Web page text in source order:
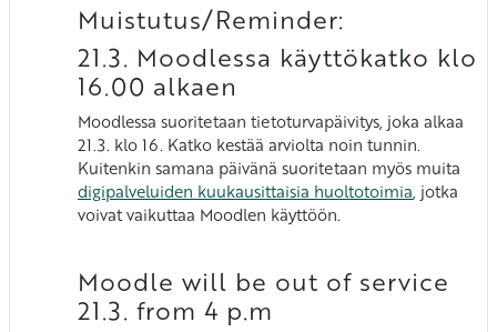
Muistutus/Reminder:
21.3. Moodlessa käyttökatko klo
16.00 alkaen
Moodlessa suoritetaan tietoturvapäivitys, joka alkaa
21.3. klo 16. Katko kestää arviolta noin tunnin.
Kuitenkin samana päivänä suoritetaan myös muita
digipalveluiden kuukausittaisia huoltotoimia, jotka
voivat vaikuttaa Moodlen käyttöön.
Moodle will be out of service
21.3. from 4 p.m